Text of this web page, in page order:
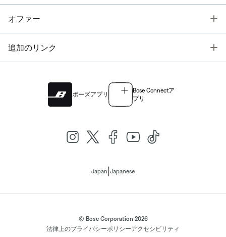
オファー
追加のリンク
ボーズアプリ
Bose Connectア
プリ
Japan Japanese
© Bose Corporation 2026
法律上のプライバシーポリシーアクセシビリティ